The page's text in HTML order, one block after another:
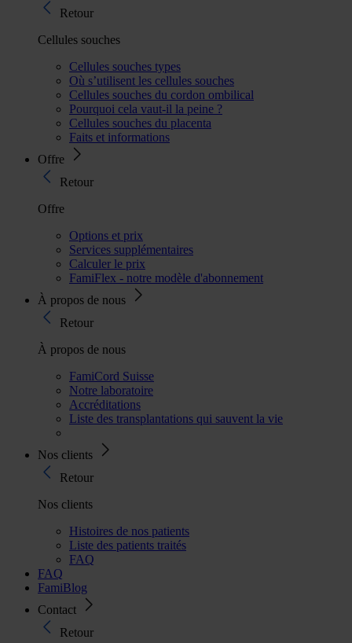
Retour
Cellules souches
Cellules souches types
Où s’utilisent les cellules souches
Cellules souches du cordon ombilical
Pourquoi cela vaut-il la peine ?
Cellules souches du placenta
Faits et informations
Offre
Retour
Offre
Options et prix
Services supplémentaires
Calculer le prix
FamiFlex - notre modèle d'abonnement
À propos de nous
Retour
À propos de nous
FamiCord Suisse
Notre laboratoire
Accréditations
Liste des transplantations qui sauvent la vie
Nos clients
Retour
Nos clients
Histoires de nos patients
Liste des patients traités
FAQ
FAQ
FamiBlog
Contact
Retour